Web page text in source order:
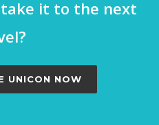
it to the next
UNICON NOW